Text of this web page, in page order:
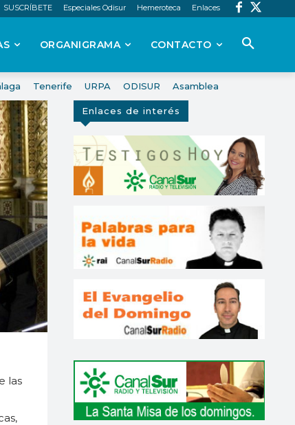
SUSCRÍBETE Especiales Odisur Hemeroteca Enlaces
ORGANIGRAMA CONTACTO
Tenerife URPA ODISUR Asamblea
las
Enlaces de interés